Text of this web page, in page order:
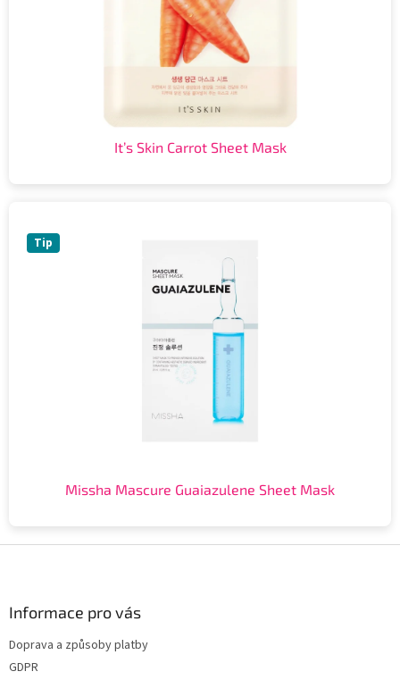
It’s Skin Carrot Sheet Mask
Tip
Missha Mascure Guaiazulene Sheet Mask
Informace pro vás
Doprava a způsoby platby
GDPR